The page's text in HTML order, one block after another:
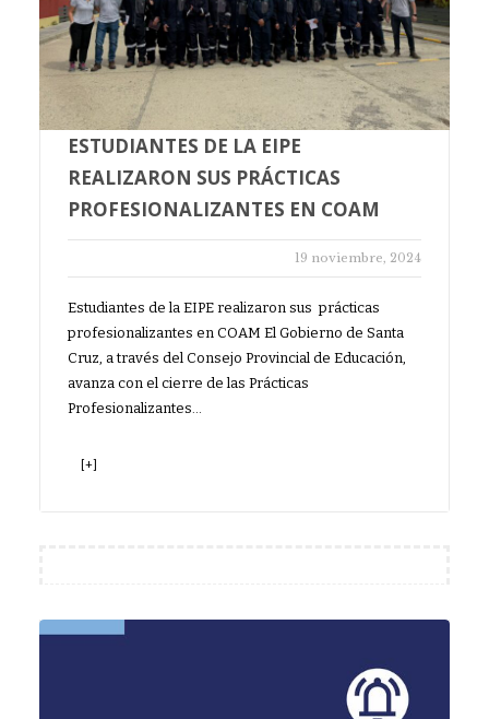
ESTUDIANTES DE LA EIPE
REALIZARON SUS PRÁCTICAS
PROFESIONALIZANTES EN COAM
19 noviembre, 2024
Estudiantes de la EIPE realizaron sus prácticas
profesionalizantes en COAM El Gobierno de Santa
Cruz, a través del Consejo Provincial de Educación,
avanza con el cierre de las Prácticas
Profesionalizantes…
[+]